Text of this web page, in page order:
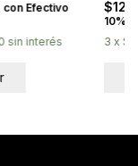
con Efectivo
sin interés
10%
3 x